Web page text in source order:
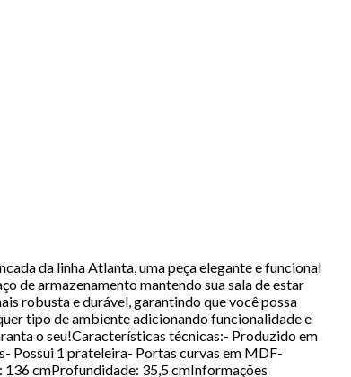
da linha Atlanta, uma peça elegante e funcional
de armazenamento mantendo sua sala de estar
robusta e durável, garantindo que você possa
tipo de ambiente adicionando funcionalidade e
o seu!Características técnicas:- Produzido em
Possui 1 prateleira- Portas curvas em MDF-
136 cmProfundidade: 35,5 cmInformações